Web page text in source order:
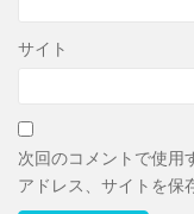
サイト
次回のコメントで使用
アドレス、サイトを保